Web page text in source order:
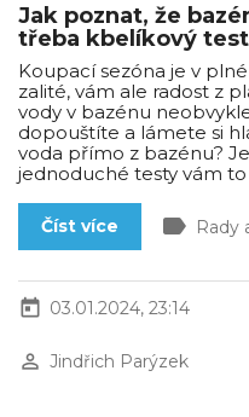
Jak poznat, že
třeba kbelíkový test
Koupací sezóna je v
zalité, vám ale radost z
vody v bazénu
dopouštíte a lámete si
voda přímo z bazénu?
jednoduché testy vám to
Číst více label Rady
today 03.01.2024, 23:14
perm_identity Jindřich Parýzek